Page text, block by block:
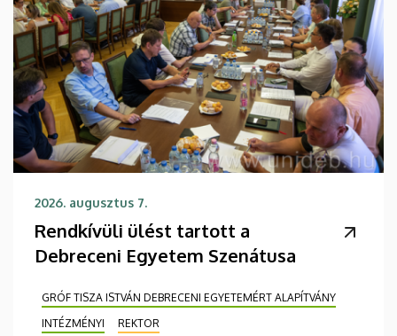
2026. augusztus 7.
Rendkívüli ülést tartott a
Debreceni Egyetem Szenátusa
GRÓF TISZA ISTVÁN DEBRECENI EGYETEMÉRT ALAPÍTVÁNY
INTÉZMÉNYI
REKTOR